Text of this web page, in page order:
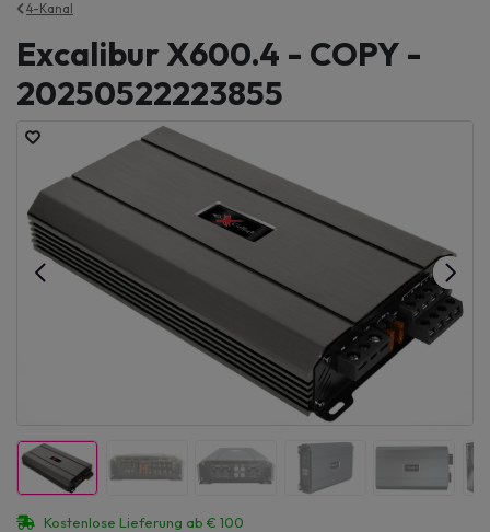
4-Kanal
Excalibur X600.4 - COPY -
20250522223855
Kostenlose Lieferung ab € 100